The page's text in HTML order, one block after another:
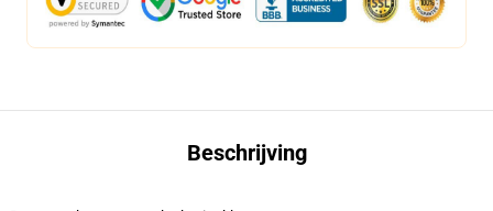
Beschrijving